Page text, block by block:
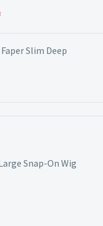
Slim Deep
Snap-On Wig